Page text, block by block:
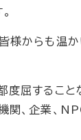
様からも温
屈すること
関、企業、